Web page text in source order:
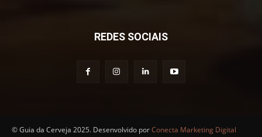
REDES SOCIAIS
© Guia da Cerveja 2025. Desenvolvido porConecta Marketing Digital